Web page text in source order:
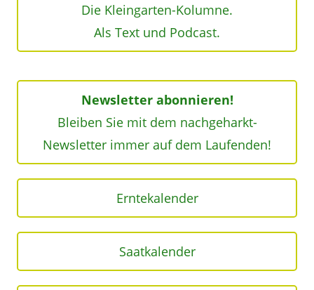
Die Kleingarten-Kolumne.
Als Text und Podcast.
Newsletter abonnieren!
Bleiben Sie mit dem nachgeharkt-
Newsletter immer auf dem Laufenden!
Erntekalender
Saatkalender